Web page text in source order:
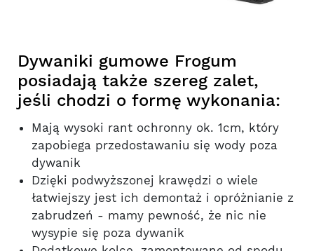
Dywaniki gumowe Frogum
posiadają także szereg zalet,
jeśli chodzi o formę wykonania:
Mają wysoki rant ochronny ok. 1cm, który
zapobiega przedostawaniu się wody poza
dywanik
Dzięki podwyższonej krawędzi o wiele
łatwiejszy jest ich demontaż i opróżnianie z
zabrudzeń - mamy pewność, że nic nie
wysypie się poza dywanik